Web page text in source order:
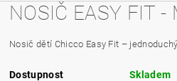
Nosič dětí Chicco Easy Fit –
Dostupnost Skladem